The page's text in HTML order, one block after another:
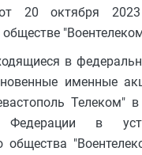
от 20 октября
в
именные
Телеком"
Федерации в
общества